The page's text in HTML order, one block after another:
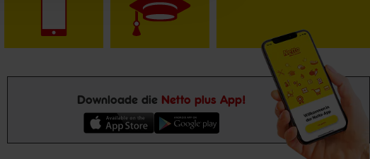
Downloade die Netto plus App!